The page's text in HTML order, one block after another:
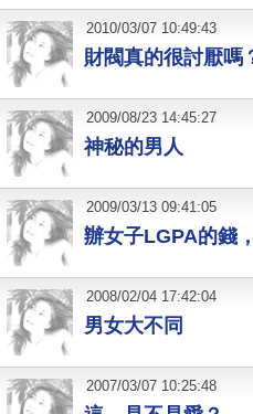
財閥真的很討厭嗎
2010/03/07 10:49:43
神秘的男人
2009/08/23 14:45:27
辦女子LGPA的錢
2009/03/13 09:41:05
男女大不同
2008/02/04 17:42:04
2007/03/07 10:25:48